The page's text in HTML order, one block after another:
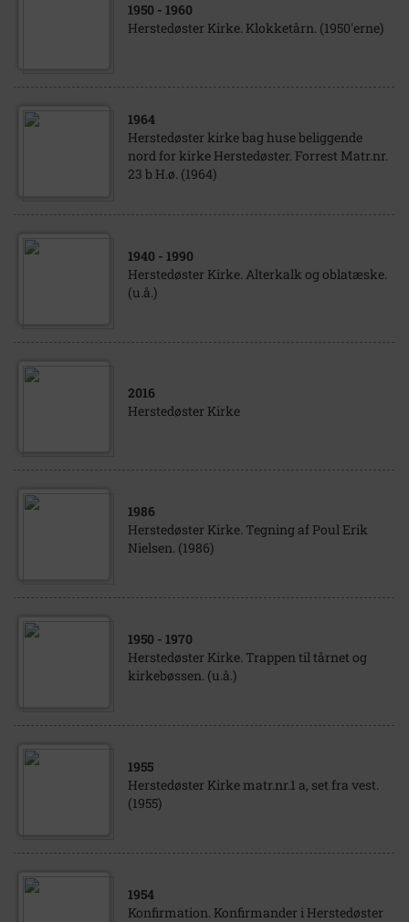
1950 - 1960
Herstedøster Kirke. Klokketårn. (1950'erne)
1964
Herstedøster kirke bag huse beliggende
nord for kirke Herstedøster. Forrest Matr.nr.
23 b H.ø. (1964)
1940 - 1990
Herstedøster Kirke. Alterkalk og oblatæske.
(u.å.)
2016
Herstedøster Kirke
1986
Herstedøster Kirke. Tegning af Poul Erik
Nielsen. (1986)
1950 - 1970
Herstedøster Kirke. Trappen til tårnet og
kirkebøssen. (u.å.)
1955
Herstedøster Kirke matr.nr.1 a, set fra vest.
(1955)
1954
Konfirmation. Konfirmander i Herstedøster